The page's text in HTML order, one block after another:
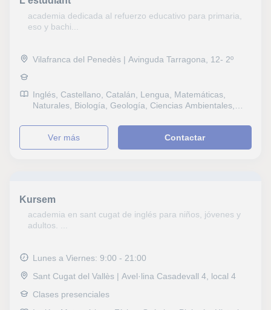
academia dedicada al refuerzo educativo para primaria,
eso y bachi...
Vilafranca del Penedès | Avinguda Tarragona, 12- 2º
Inglés, Castellano, Catalán, Lengua, Matemáticas,
Naturales, Biología, Geología, Ciencias Ambientales,
Literatura, Escritura, Oratoria y comunicación, Lectura,
Lengua catalana y literatura, Mecanografía, Historia del
Arte, Selectividad, Pruebas de acceso, Graduado en
aprendizaje, Audición y Lenguaje, TDAH Trastorno por
déficit de atención
ver más Contactar
Kursem
academia en sant cugat de inglés para niños, jóvenes y
adultos. ...
Lunes a Viernes: 9:00 - 21:00
Sant Cugat del Vallès | Avel·lina Casadevall 4, local 4
Clases presenciales